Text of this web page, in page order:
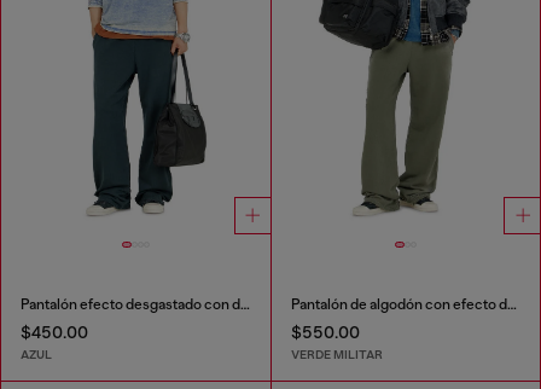
Pantalón efecto desgastado con detalles de cristal
$450.00
AZUL
Pantalón de algodón con efecto destroyed
$550.00
VERDE MILITAR